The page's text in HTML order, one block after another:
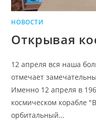
НОВОСТИ
Открывая
12 апреля вся наша
отмечает
Именно 12 апреля в
космическом корабле
орбитальный…